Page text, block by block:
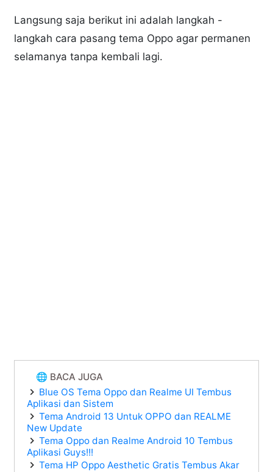
Langsung saja berikut ini adalah langkah -
langkah cara pasang tema Oppo agar permanen
selamanya tanpa kembali lagi.
🌐 BACA JUGA
Blue OS Tema Oppo dan Realme UI Tembus
Aplikasi dan Sistem
Tema Android 13 Untuk OPPO dan REALME
New Update
Tema Oppo dan Realme Android 10 Tembus
Aplikasi Guys!!!
Tema HP Oppo Aesthetic Gratis Tembus Akar